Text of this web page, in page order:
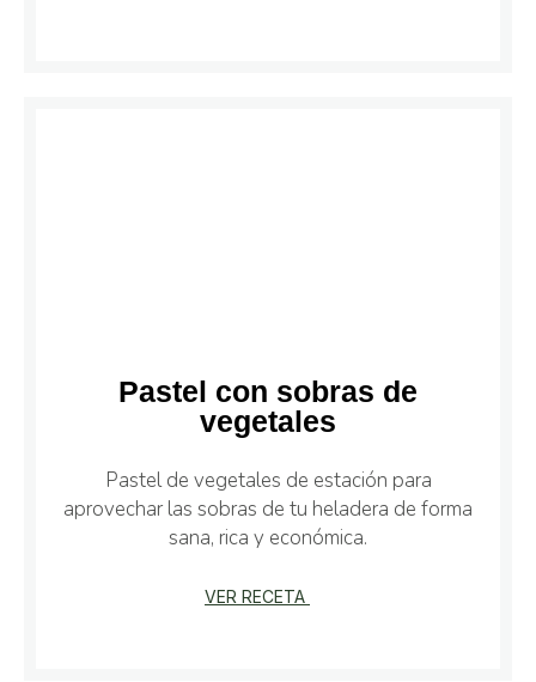
Pastel con sobras de
vegetales
Pastel de vegetales de estación para
aprovechar las sobras de tu heladera de forma
sana, rica y económica.
VER RECETA